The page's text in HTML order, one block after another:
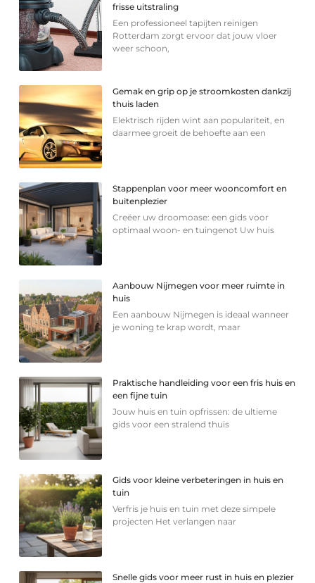
frisse uitstraling
Een professioneel tapijten reinigen
Rotterdam zorgt ervoor dat jouw vloer
weer schoon,
Gemak en grip op je stroomkosten dankzij
thuis laden
Elektrisch rijden wint aan populariteit, en
daarmee groeit de behoefte aan een
Stappenplan voor meer wooncomfort en
buitenplezier
Creëer uw droomoase: een gids voor
optimaal woon- en tuingenot Uw huis
Aanbouw Nijmegen voor meer ruimte in
huis
Een aanbouw Nijmegen is ideaal wanneer
je woning te krap wordt, maar
Praktische handleiding voor een fris huis en
een fijne tuin
Jouw huis en tuin opfrissen: de ultieme
gids voor een stralend thuis
Gids voor kleine verbeteringen in huis en
tuin
Verfris je huis en tuin met deze simpele
projecten Het verlangen naar
Snelle gids voor meer rust in huis en plezier